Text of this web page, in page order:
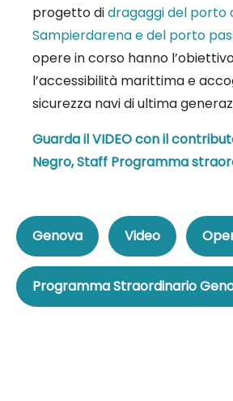
progetto didragaggi del porto
Sampierdarena e del porto
opere in corso hanno
l’accessibilità marittima e
sicurezza navi di ultima
Guarda il VIDEO con il
Negro, Staff Programma
Genova Video
Programma Straordinario